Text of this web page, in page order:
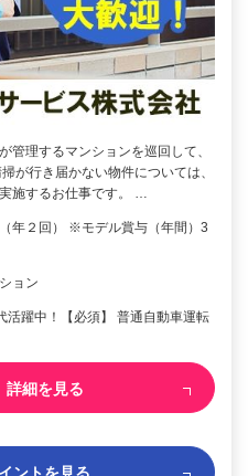
管理するマンションを巡回して、
が行き届かない物件については、
施するお仕事です。 …
年２回） ※モデル賞与（年間）3
ョン
躍中！【必須】 普通自動車運転
詳細を見る